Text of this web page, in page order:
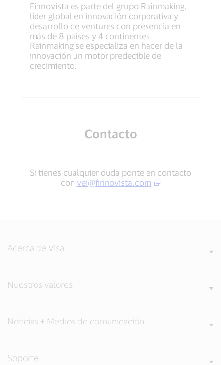
Finnovista es parte del grupo Rainmaking,
líder global en innovación corporativa y
desarrollo de ventures con presencia en
más de 8 países y 4 continentes.
Rainmaking se especializa en hacer de la
innovación un motor predecible de
crecimiento.
Contacto
Si tienes cualquier duda ponte en contacto
con vei@finnovista.com
Acerca de Visa
Nuestros valores
Noticias + Medios de comunicación
Soporte